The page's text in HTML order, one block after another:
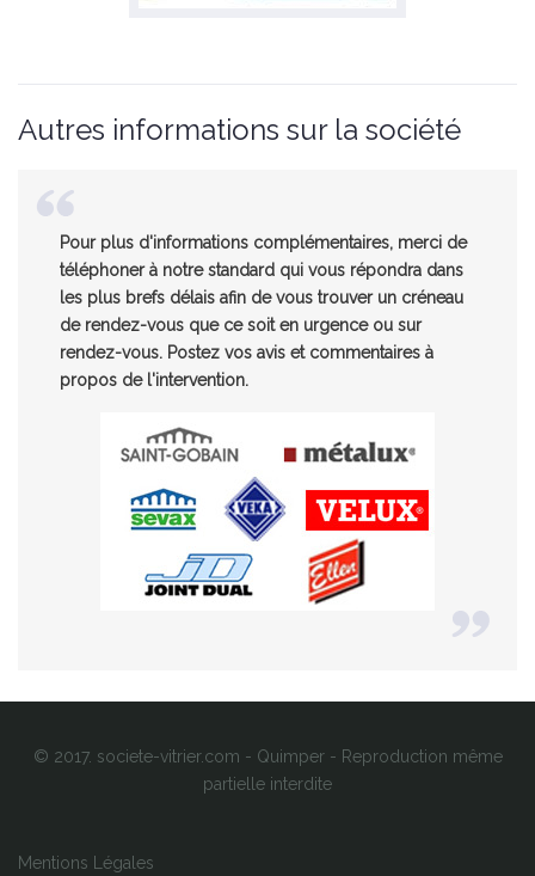
Autres informations sur la société
Pour plus d'informations complémentaires, merci de
téléphoner à notre standard qui vous répondra dans
les plus brefs délais afin de vous trouver un créneau
de rendez-vous que ce soit en urgence ou sur
rendez-vous. Postez vos avis et commentaires à
propos de l'intervention.
© 2017. societe-vitrier.com - Quimper - Reproduction même
partielle interdite
Mentions Légales